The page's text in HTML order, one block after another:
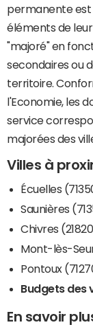
permanente
éléments de
"majoré" en
secondaires ou
territoire.
l'Economie, les
service
majorées des
Villes à
Écuelles
Saunières
Chivres
Mont-lès-
Pontoux
Budgets des
En savoir